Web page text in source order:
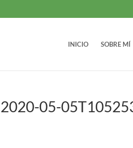
INICIO SOBRE MÍ
05-